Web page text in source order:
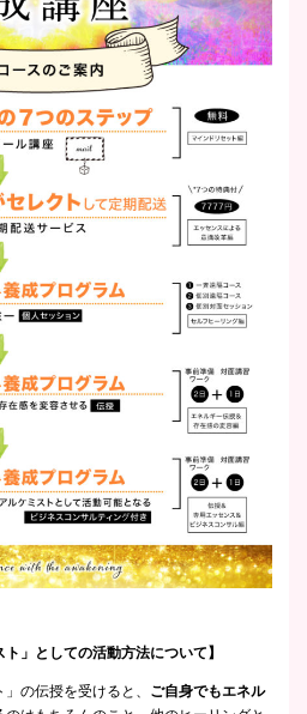
」としての活動方法について】
の伝授を受けると、 ご自身でもエネル